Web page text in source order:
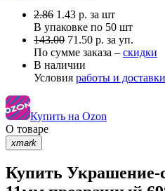
2.86 1.43 р. за шт
В упаковке по 50 шт
143.00 71.50 р. за уп.
По сумме заказа – скидки
В наличии
Условия работы и доставки
Купить на Ozon
О товаре
xmark
Купить Украшение-